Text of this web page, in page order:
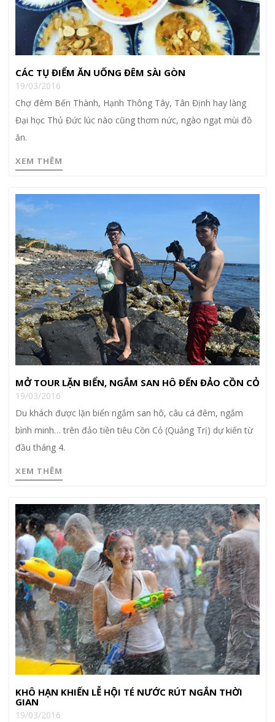
CÁC TỤ ĐIỂM ĂN UỐNG ĐÊM SÀI GÒN
19/03/2016
Chợ đêm Bến Thành, Hạnh Thông Tây, Tân Định hay làng
Đại học Thủ Đức lúc nào cũng thơm nức, ngào ngạt mùi đồ
ăn.
XEM THÊM
MỞ TOUR LẶN BIỂN, NGẮM SAN HÔ ĐẾN ĐẢO CỒN CỎ
19/03/2016
Du khách được lặn biển ngắm san hô, câu cá đêm, ngắm
bình minh… trên đảo tiền tiêu Cồn Cỏ (Quảng Trị) dự kiến từ
đầu tháng 4.
XEM THÊM
KHÔ HẠN KHIẾN LỄ HỘI TÉ NƯỚC RÚT NGẮN THỜI
GIAN
19/03/2016